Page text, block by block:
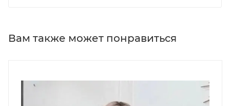
Вам также может понравиться